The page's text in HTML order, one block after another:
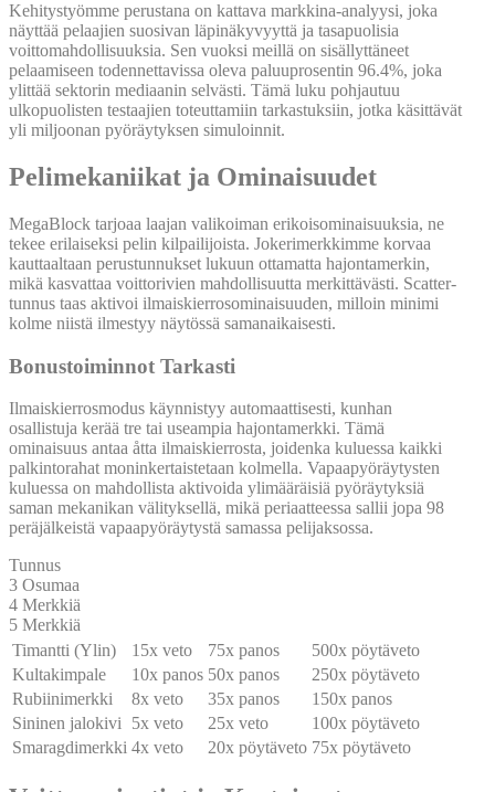
Kehitystyömme perustana on kattava markkina-analyysi, joka
näyttää pelaajien suosivan läpinäkyvyyttä ja tasapuolisia
voittomahdollisuuksia. Sen vuoksi meillä on sisällyttäneet
pelaamiseen todennettavissa oleva paluuprosentin 96.4%, joka
ylittää sektorin mediaanin selvästi. Tämä luku pohjautuu
ulkopuolisten testaajien toteuttamiin tarkastuksiin, jotka käsittävät
yli miljoonan pyöräytyksen simuloinnit.
Pelimekaniikat ja Ominaisuudet
MegaBlock tarjoaa laajan valikoiman erikoisominaisuuksia, ne
tekee erilaiseksi pelin kilpailijoista. Jokerimerkkimme korvaa
kauttaaltaan perustunnukset lukuun ottamatta hajontamerkin,
mikä kasvattaa voittorivien mahdollisuutta merkittävästi. Scatter-
tunnus taas aktivoi ilmaiskierrosominaisuuden, milloin minimi
kolme niistä ilmestyy näytössä samanaikaisesti.
Bonustoiminnot Tarkasti
Ilmaiskierrosmodus käynnistyy automaattisesti, kunhan
osallistuja kerää tre tai useampia hajontamerkki. Tämä
ominaisuus antaa åtta ilmaiskierrosta, joidenka kuluessa kaikki
palkintorahat moninkertaistetaan kolmella. Vapaapyöräytysten
kuluessa on mahdollista aktivoida ylimääräisiä pyöräytyksiä
saman mekanikan välityksellä, mikä periaatteessa sallii jopa 98
peräjälkeistä vapaapyöräytystä samassa pelijaksossa.
Tunnus
3 Osumaa
4 Merkkiä
5 Merkkiä
Timantti (Ylin)
15x veto 75x panos
500x pöytäveto
Kultakimpale
10x panos 50x panos
250x pöytäveto
Rubiinimerkki
8x veto 35x panos
150x panos
Sininen jalokivi
5x veto 25x veto
100x pöytäveto
Smaragdimerkki 4x veto 20x pöytäveto 75x pöytäveto